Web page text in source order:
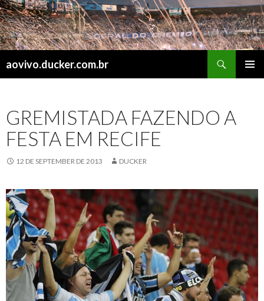
aovivo.ducker.com.br
GREMISTADA FAZENDO A
FESTA EM RECIFE
12 DE SEPTEMBER DE 2013 DUCKER